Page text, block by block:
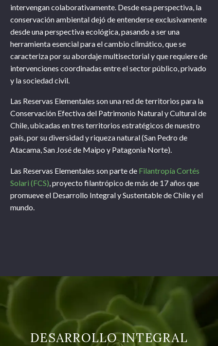
intervengan colaborativamente. Desde esa perspectiva, la
conservación ambiental dejó de entenderse exclusivamente
desde una perspectiva ecológica, pasando a ser una
herramienta esencial para el cambio climático, que se
caracteriza por su abordaje multisectorial y que requiere de
intervenciones coordinadas entre el sector público, privado
y la sociedad civil.
Las Reservas Elementales son una red de territorios para la
Conservación Efectiva del Patrimonio Natural y Cultural de
Chile, ubicadas en tres territorios estratégicos de nuestro
país, por su diversidad y riqueza natural (San Pedro de
Atacama, San José de Maipo y Patagonia Norte).
Las Reservas Elementales son parte de Filantropía Cortés
Solari (FCS) , proyecto filantrópico de más de 17 años que
promueve el Desarrollo Integral y Sustentable de Chile y el
mundo.
DESARROLLO INTEGRAL